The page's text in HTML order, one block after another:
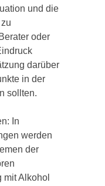
und die
oder
darüber
in der
sollten.
In
werden
der
Alkohol